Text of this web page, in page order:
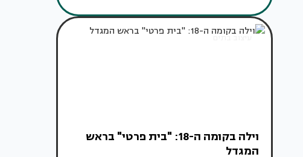
עיצוב בתים
וילה בקומה ה-18: "בית פרטי" בראש
המגדל